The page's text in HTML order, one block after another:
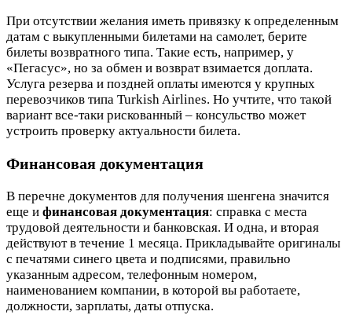
При отсутствии желания иметь привязку к определенным
датам с выкупленными билетами на самолет, берите
билеты возвратного типа. Такие есть, например, у
«Пегасус», но за обмен и возврат взимается доплата.
Услуга резерва и поздней оплаты имеются у крупных
перевозчиков типа Turkish Airlines. Но учтите, что такой
вариант все-таки рискованный – консульство может
устроить проверку актуальности билета.
Финансовая документация
В перечне документов для получения шенгена значится
еще и финансовая документация: справка с места
трудовой деятельности и банковская. И одна, и вторая
действуют в течение 1 месяца. Прикладывайте оригиналы
с печатями синего цвета и подписями, правильно
указанным адресом, телефонным номером,
наименованием компании, в которой вы работаете,
должности, зарплаты, даты отпуска.